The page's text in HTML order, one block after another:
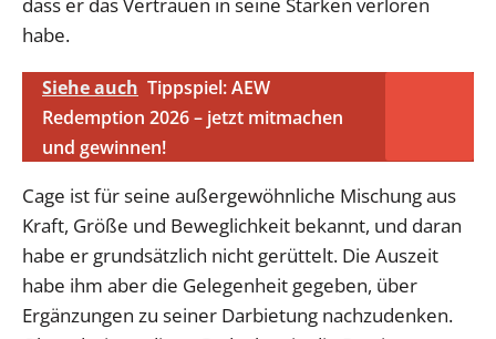
habe.
Siehe auch Tippspiel: AEW
Redemption 2026 – jetzt mitmachen
und gewinnen!
Cage ist für seine außergewöhnliche Mischung aus
Kraft, Größe und Beweglichkeit bekannt, und daran
habe er grundsätzlich nicht gerüttelt. Die Auszeit
habe ihm aber die Gelegenheit gegeben, über
Ergänzungen zu seiner Darbietung nachzudenken.